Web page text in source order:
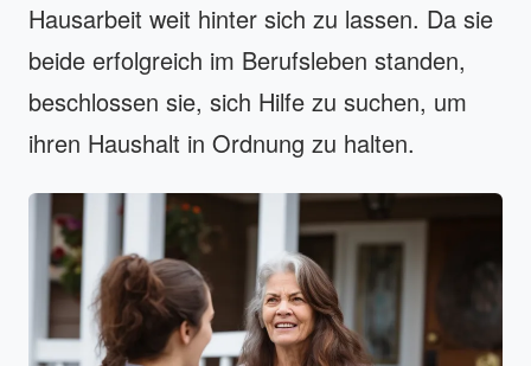
Hausarbeit weit hinter sich zu lassen. Da sie
beide erfolgreich im Berufsleben standen,
beschlossen sie, sich Hilfe zu suchen, um
ihren Haushalt in Ordnung zu halten.